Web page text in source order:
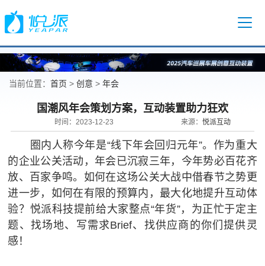
当前位置： 首页 > 创意 > 年会
国潮风年会策划方案，互动装置助力狂欢
时间：2023-12-23 来源： 悦派互动
圈内人称今年是“线下年会回归元年”。作为重大
的企业公关活动，年会已沉寂三年，今年势必百花齐
放、百家争鸣。如何在这场公关大战中借春节之势更
进一步，如何在有限的预算内，最大化地提升互动体
验？悦派科技提前给大家整点“年货”，为正忙于定主
题、找场地、写需求Brief、找供应商的你们提供灵
感！